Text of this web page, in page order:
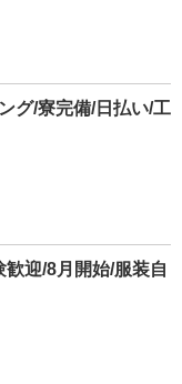
グ/寮完備/日払い/工
迎/8月開始/服装自